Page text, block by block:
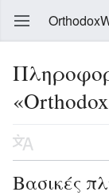
Βασικές